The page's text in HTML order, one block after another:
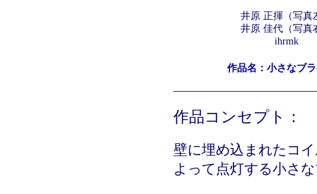
井原 正揮（写真
井原 佳代（写真
ihrmk
作品名：小さなブ
作品コンセプト：
壁に埋め込まれたコ
よって点灯する小さ